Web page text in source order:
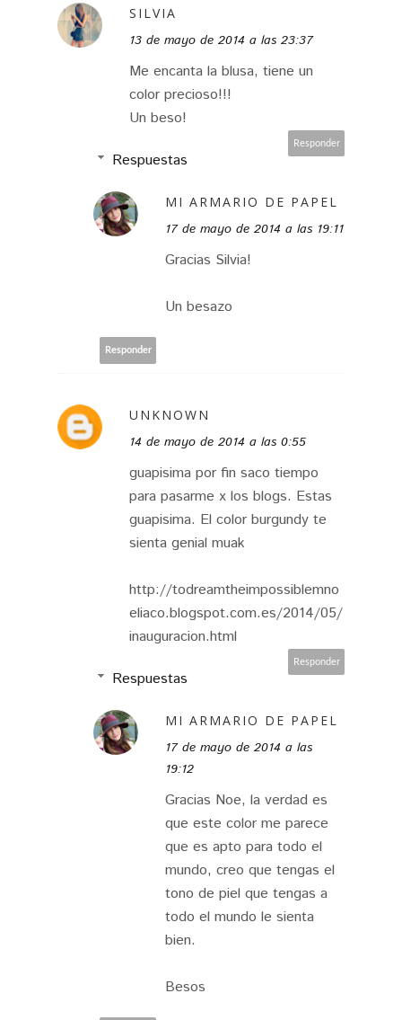
SILVIA
13 de mayo de 2014 a las 23:37
Me encanta la blusa, tiene un
color precioso!!!
Un beso!
Responder
Respuestas
MI ARMARIO DE PAPEL
17 de mayo de 2014 a las 19:11
Gracias Silvia!
Un besazo
Responder
UNKNOWN
14 de mayo de 2014 a las 0:55
guapisima por fin saco tiempo
para pasarme x los blogs. Estas
guapisima. El color burgundy te
sienta genial muak
http://todreamtheimpossiblemno
eliaco.blogspot.com.es/2014/05/
inauguracion.html
Responder
Respuestas
MI ARMARIO DE PAPEL
17 de mayo de 2014 a las
19:12
Gracias Noe, la verdad es
que este color me parece
que es apto para todo el
mundo, creo que tengas el
tono de piel que tengas a
todo el mundo le sienta
bien.
Besos